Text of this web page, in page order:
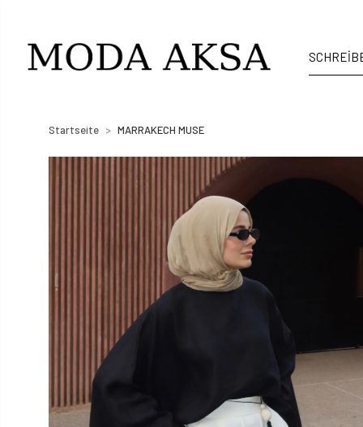
Startseite MARRAKECH MUSE